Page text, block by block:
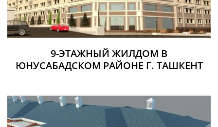
9-ЭТАЖНЫЙ ЖИЛДОМ В
ЮНУСАБАДСКОМ РАЙОНЕ Г. ТАШКЕНТ